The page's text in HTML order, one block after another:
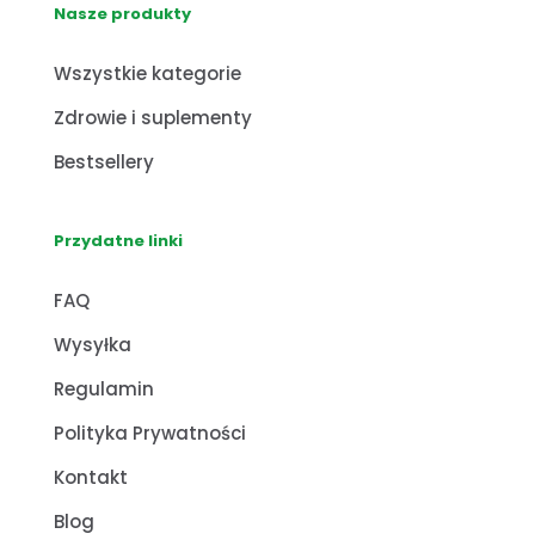
Nasze produkty
Wszystkie kategorie
Zdrowie i suplementy
Bestsellery
Przydatne linki
FAQ
Wysyłka
Regulamin
Polityka Prywatności
Kontakt
Blog